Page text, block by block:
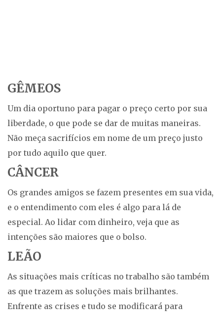
GÊMEOS
Um dia oportuno para pagar o preço certo por sua
liberdade, o que pode se dar de muitas maneiras.
Não meça sacrifícios em nome de um preço justo
por tudo aquilo que quer.
CÂNCER
Os grandes amigos se fazem presentes em sua vida,
e o entendimento com eles é algo para lá de
especial. Ao lidar com dinheiro, veja que as
intenções são maiores que o bolso.
LEÃO
As situações mais críticas no trabalho são também
as que trazem as soluções mais brilhantes.
Enfrente as crises e tudo se modificará para